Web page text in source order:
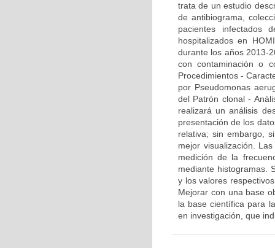
trata de un estudio
de antibiograma,
pacientes infectados
hospitalizados en
durante los años 2013-
con contaminación o
Procedimientos -
por Pseudomonas
del Patrón clonal -
realizará un análisis
presentación de los
relativa; sin embargo,
mejor visualización.
medición de la
mediante histogramas.
y los valores
Mejorar con una base
la base científica para
en investigación, que